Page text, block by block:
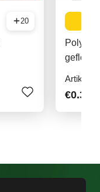
20
Artikel-
€0.30